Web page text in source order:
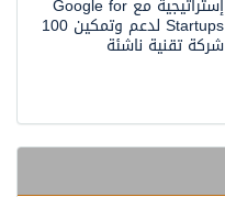
إستراتيجية مع Google for
Startups لدعم وتمكين 100
شركة تقنية ناشئة